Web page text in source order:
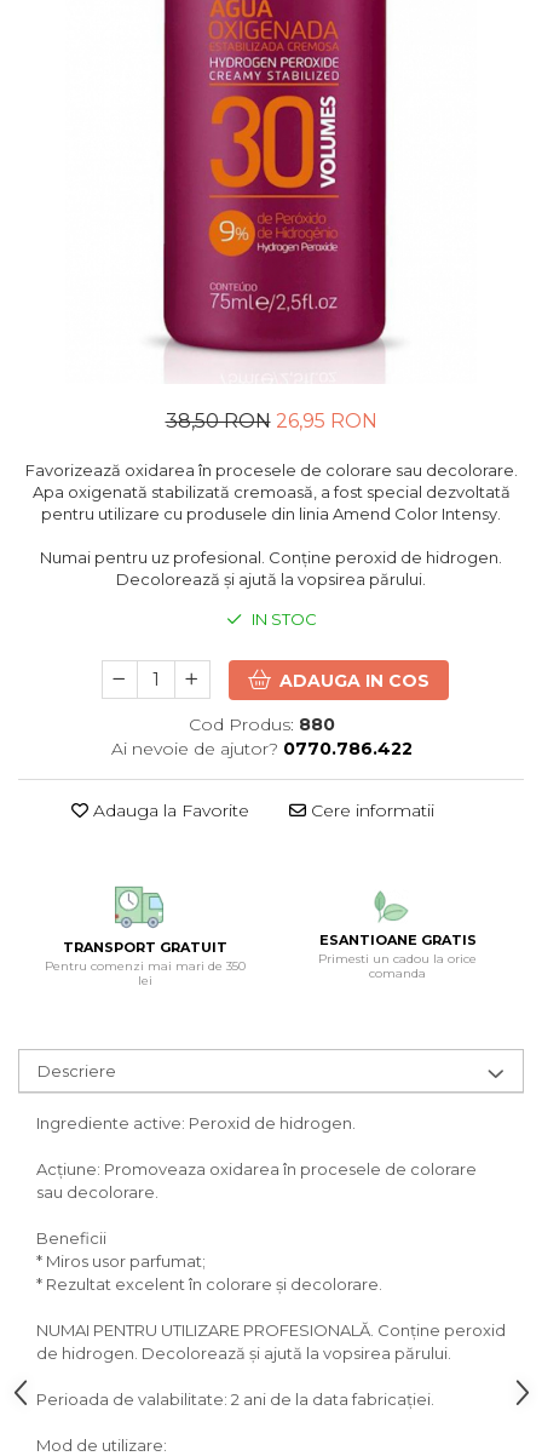
38,50 RON 26,95 RON
Favorizează oxidarea în procesele de colorare sau decolorare.
Apa oxigenată stabilizată cremoasă, a fost special dezvoltată
pentru utilizare cu produsele din linia Amend Color Intensy.
Numai pentru uz profesional. Conține peroxid de hidrogen.
Decolorează și ajută la vopsirea părului.
IN STOC
ADAUGA IN COS
Cod Produs: 880
Ai nevoie de ajutor? 0770.786.422
Adauga la Favorite Cere informatii
TRANSPORT GRATUIT
Pentru comenzi mai mari de 350
lei
ESANTIOANE GRATIS
Primesti un cadou la orice
comanda
Descriere
Ingrediente active: Peroxid de hidrogen.
Acțiune: Promoveaza oxidarea în procesele de colorare
sau decolorare.
Beneficii
* Miros usor parfumat;
* Rezultat excelent în colorare și decolorare.
NUMAI PENTRU UTILIZARE PROFESIONALĂ. Conține peroxid
de hidrogen. Decolorează și ajută la vopsirea părului.
Perioada de valabilitate: 2 ani de la data fabricației.
Mod de utilizare: